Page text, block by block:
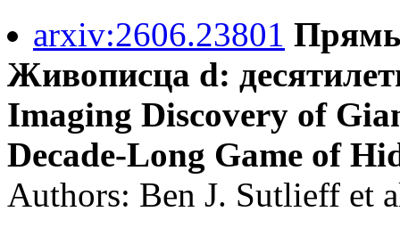
arxiv:2606.23801
Живописца d:
Imaging Discovery of
Decade-Long Game of
Authors: Ben J. Sutlieff et